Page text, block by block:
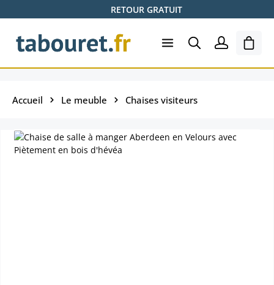
Passer au contenu principalRETOUR GRATUIT
Le
Accueil Le meuble Chaises visiteurs